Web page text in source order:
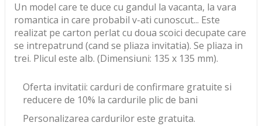
Un model care te duce cu gandul la vacanta, la vara
romantica in care probabil v-ati cunoscut... Este
realizat pe carton perlat cu doua scoici decupate care
se intrepatrund (cand se pliaza invitatia). Se pliaza in
trei. Plicul este alb. (Dimensiuni: 135 x 135 mm).
Oferta invitatii: carduri de confirmare gratuite si
reducere de 10% la cardurile plic de bani
Personalizarea cardurilor este gratuita.